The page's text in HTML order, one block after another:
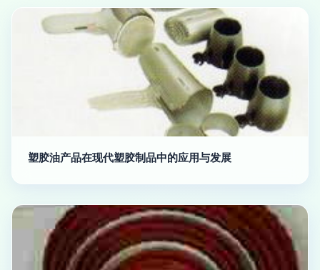
塑胶油产品在现代塑胶制品中的应用与发展